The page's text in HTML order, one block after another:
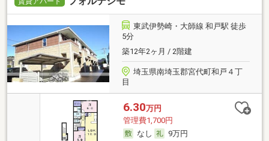
東武伊勢崎・大師線 和戸駅 徒歩
5分
築12年2ヶ月 / 2階建
埼玉県南埼玉郡宮代町和戸４丁
目
6.30万円
管理費1,700円
なし
9万円